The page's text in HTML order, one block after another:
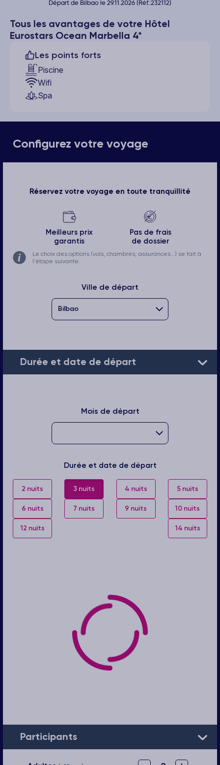
Tous les avantages de votre Hôtel
Eurostars Ocean Marbella 4*
Les points forts
Piscine
Wifi
Spa
Départ de Bilbao le 29.11.2026 (Réf.:232112)
Configurez votre voyage
Réservez votre voyage en toute tranquillité
Meilleurs prix
garantis
Pas de frais
de dossier
Le choix des options (vols, chambres, assurances...) se fait à
l'étape suivante.
Ville de départ
Durée et date de départ
Mois de départ
Durée et date de départ
2 nuits 3 nuits 4 nuits 5 nuits
6 nuits 7 nuits 9 nuits 10 nuits
12 nuits 14 nuits
Participants